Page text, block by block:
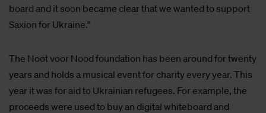
board and it soon became clear that we wanted to support
Saxion for Ukraine.”
The Noot voor Nood foundation has been around for twenty
years and holds a musical event for charity every year. This
year it was for aid to Ukrainian refugees. For example, the
proceeds were used to buy an digital whiteboard and